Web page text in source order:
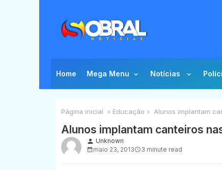
Home Mega Menu Notícias
Página inicial Educação Alunos implantam
Alunos implantam canteiros
person Unknown
maio 23, 2013
3 minute read